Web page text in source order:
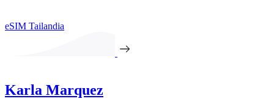
eSIM Tailandia
Karla Marquez